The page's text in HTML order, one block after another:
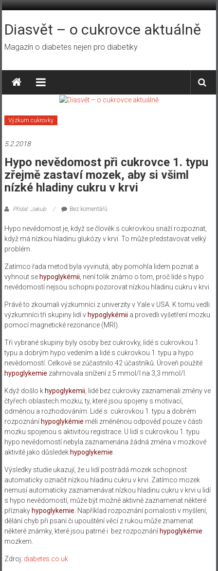
Přeskočit
obsah
Diasvět – o cukrovce aktuálně
Magazín o diabetes nejen pro diabetiky
Výzkum cukrovky
5.2.2018
Hypo nevědomost při cukrovce 1. typu
zřejmě zastaví mozek, aby si všiml
nízké hladiny cukru v krvi
Přidal: Jakub Bez komentářů
Hypo nevědomost je, když se člověk s cukrovkou snaží rozpoznat,
když má nízkou hladinu glukózy v krvi. To může představovat velký
problém.
Zatímco řada metod byla vyvinutá, aby pomohla lidem poznat a
vyhnout se hypoglykémii , není tolik známo o tom, proč lidé s hypo
nevědomostí nejsou schopni pozorovat nízkou hladinu cukru v krvi.
Právě to zkoumali výzkumníci z univerzity v Yale v USA. K tomu vedli
výzkumníci tři skupiny lidí v hypoglykémii a provedli vyšetření mozku
pomocí magnetické rezonance (MRI).
Tři vybrané skupiny byly osoby bez cukrovky, lidé s cukrovkou 1.
typu a dobrým hypo vedením a lidé s cukrovkou 1. typu a hypo
nevědomostí. Celkově se zúčastnilo 42 účastníků. Úroveň použité
hypoglykemie zahrnovala snížení z 5 mmol/l na 3,3 mmol/l.
Když došlo k hypoglykemii , lidé bez cukrovky zaznamenali změny ve
čtyřech oblastech mozku; ty, které jsou spojeny s motivací,
odměnou a rozhodováním. Lidé s cukrovkou 1. typu a dobrém
rozpoznání hypoglykémie měli změněnou odpověď pouze v části
mozku spojenou s aktivitou registrace. U lidí s cukrovkou 1. typu
hypo nevědomostí nebyla zaznamenána žádná změna v mozkové
aktivitě jako důsledek hypoglykemie
Výsledky studie ukazují, že u lidí postrádá mozek schopnost
automaticky označit nízkou hladinu cukru v krvi. Zatímco mozek
nemusí automaticky zaznamenávat nízkou hladinu cukru v krvi u lidí
s hypo nevědomostí, může být možné aktivně zaznamenat některé
příznaky hypoglykemie . Například rozpoznání pomalosti v myšlení,
dělání chyb při psaní či upouštění věcí z rukou může znamenat
některé známky, které jsou patrné i bez rozpoznání hypoglykémie
mozkem.
Zdroj: diabetes.co.uk